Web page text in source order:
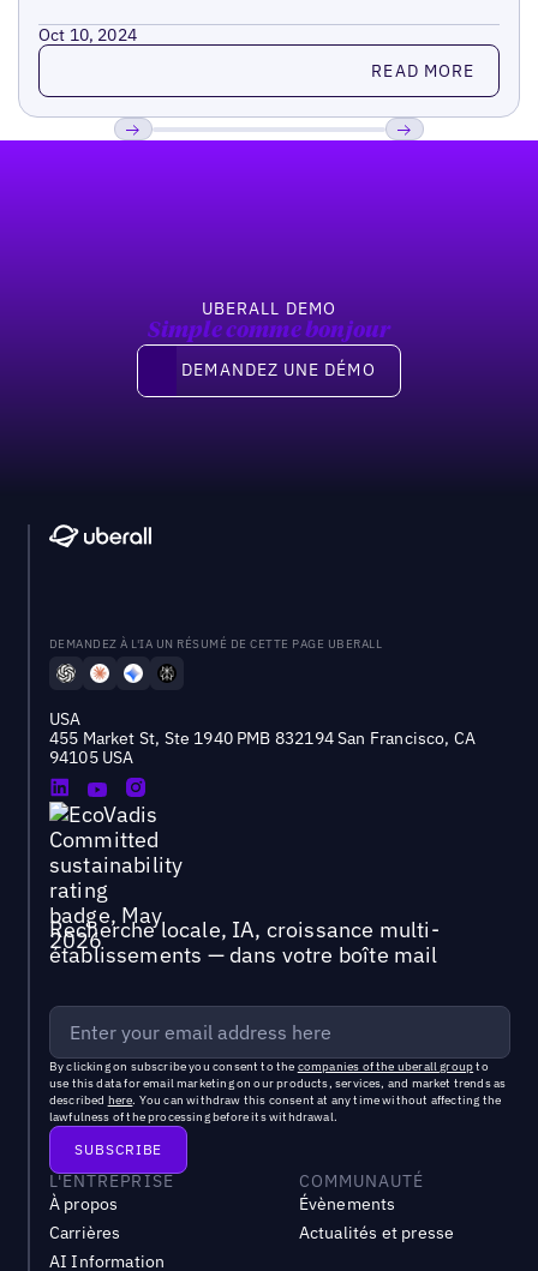
Oct 10, 2024
Read more READ MORE
UBERALL DEMO
Simple comme bonjour
Demandez une démo
DEMANDEZ UNE DÉMO
DEMANDEZ À L'IA UN RÉSUMÉ DE CETTE PAGE UBERALL
USA
455 Market St, Ste 1940 PMB 832194 San Francisco, CA
94105 USA
Recherche locale, IA, croissance multi-
établissements — dans votre boîte mail
By clicking on subscribe you consent to the companies of the uberall groupto
use this data for email marketing on our products, services, and market trends as
described here. You can withdraw this consent at any time without affecting the
lawfulness of the processing before its withdrawal.
L'ENTREPRISE
À propos
Carrières
AI Information
COMMUNAUTÉ
Évènements
Actualités et presse